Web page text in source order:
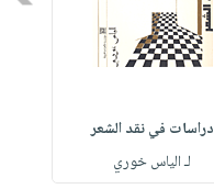
دراسات في نقد الشعر
لـ الياس خوري